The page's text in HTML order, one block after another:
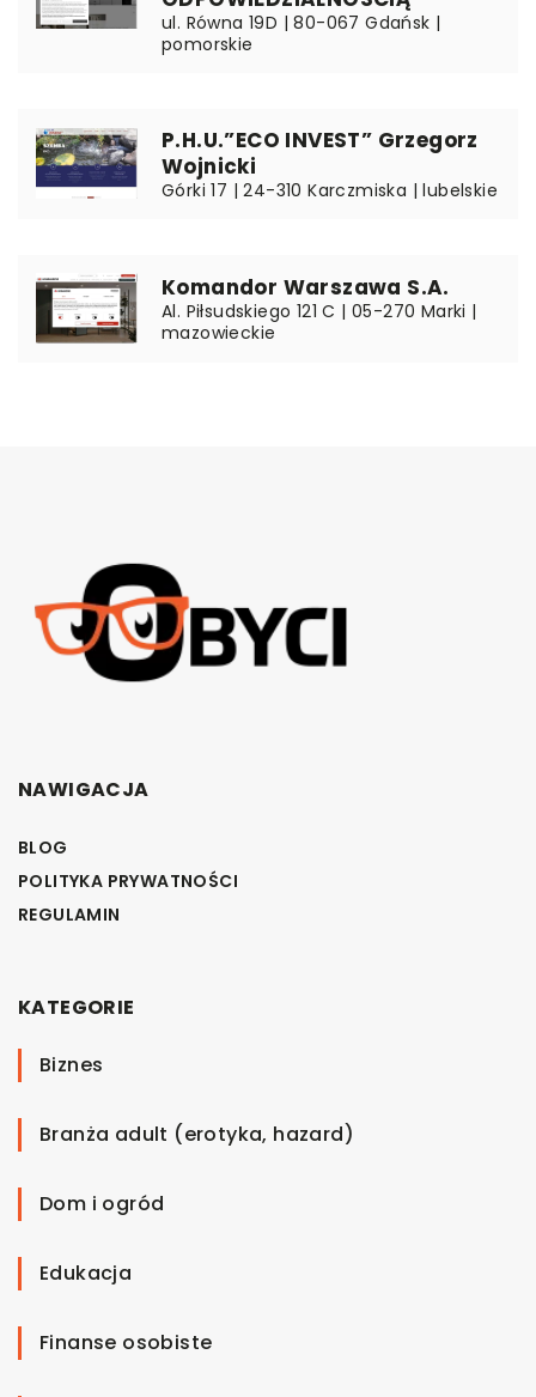
ul. Równa 19D | 80-067 Gdańsk |
pomorskie
P.H.U.”ECO INVEST” Grzegorz
Wojnicki
Górki 17 | 24-310 Karczmiska | lubelskie
Komandor Warszawa S.A.
Al. Piłsudskiego 121 C | 05-270 Marki |
mazowieckie
NAWIGACJA
BLOG
POLITYKA PRYWATNOŚCI
REGULAMIN
KATEGORIE
Biznes
Branża adult (erotyka, hazard)
Dom i ogród
Edukacja
Finanse osobiste